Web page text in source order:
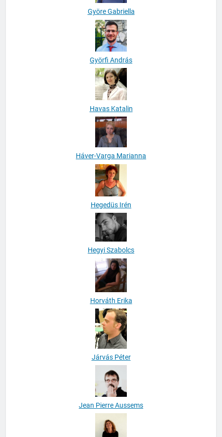
Györe Gabriella
Györfi András
Havas Katalin
Háver-Varga Marianna
Hegedüs Irén
Hegyi Szabolcs
Horváth Erika
Járvás Péter
Jean Pierre Aussems